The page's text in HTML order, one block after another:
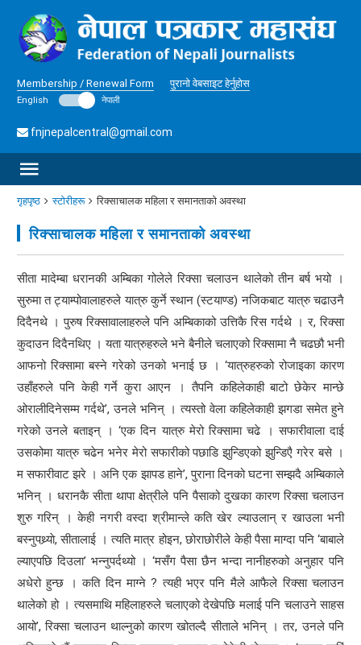
Membership / Renewal Form पुरानो वेबसाइट हेर्नुहोस
English नेपाली
fnjnepalcentral@gmail.com
गृहपृष्ठ स्टोरीहरू रिक्साचालक महिला र समानताको अवस्था
रिक्साचालक महिला र समानताको अवस्था
सीता मादेम्बा धरानकी अम्बिका गोलेले रिक्सा चलाउन थालेको तीन बर्ष भयो ।
सुरुमा त ट्याम्पोवालाहरुले यात्रु कुर्ने स्थान (स्टयाण्ड) नजिकबाट यात्रु चढाउनै
दिदैनथे । पुरुष रिक्सावालाहरुले पनि अम्बिकाको उत्तिकै रिस गर्दथे । र, रिक्सा
कुदाउन दिदैनथिए । यता यात्रुहरुले भने बैनीले चलाएको रिक्सामा नै चढछौ भनी
आफनो रिक्सामा बस्ने गरेको उनको भनाई छ । ‘यात्रुहरुको रोजाइका कारण
उहाँहरुले पनि केही गर्ने कुरा आएन । तैपनि कहिलेकाही बाटो छेकेर मान्छे
ओरालीदिनेसम्म गर्दथे’, उनले भनिन् । त्यस्तो वेला कहिलेकाही झगडा समेत हुने
गरेको उनले बताइन् । ‘एक दिन यात्रु मेरो रिक्सामा चढे । सफारीवाला दाई
उसकोमा यात्रु चढेन भनेर मेरो सफारीको पछाडि झुन्डिएको झुन्डिएै गरेर बसे ।
म सफारीवाट झरे । अनि एक झापड हाने’, पुराना दिनको घटना सम्झदै अम्बिकाले
भनिन् । धरानकै सीता थापा क्षेत्रीले पनि पैसाको दुखका कारण रिक्सा चलाउन
शुरु गरिन् । केही नगरी वस्दा श्रीमान्ले कति खेर ल्याउलान् र खाउला भनी
बस्नुपथ्र्याे, सीतालाई । त्यति मात्र होइन, छोराछोरीले केही पैसा माग्दा पनि ‘बाबाले
ल्याएपछि दिउला’ भन्नुपर्दथ्यो । ‘मसँग पैसा छैन भन्दा नानीहरुको अनुहार पनि
अधेरो हुन्छ । कति दिन माग्ने ? त्यही भएर पनि मैले आफैले रिक्सा चलाउन
थालेको हो । त्यसमाथि महिलाहरुले चलाएको देखेपछि मलाई पनि चलाउने साहस
आयो’, रिक्सा चलाउन थाल्नुको कारण खोतल्दै सीताले भनिन् । तर, उनले पनि